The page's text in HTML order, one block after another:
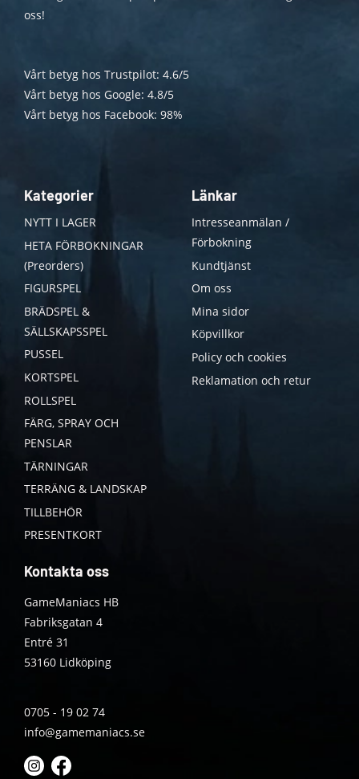
oss!
Vårt betyg hos Trustpilot: 4.6/5
Vårt betyg hos Google: 4.8/5
Vårt betyg hos Facebook: 98%
Kategorier
NYTT I LAGER
HETA FÖRBOKNINGAR
(Preorders)
FIGURSPEL
BRÄDSPEL &
SÄLLSKAPSSPEL
PUSSEL
KORTSPEL
ROLLSPEL
FÄRG, SPRAY OCH
PENSLAR
TÄRNINGAR
TERRÄNG & LANDSKAP
TILLBEHÖR
PRESENTKORT
Länkar
Intresseanmälan /
Förbokning
Kundtjänst
Om oss
Mina sidor
Köpvillkor
Policy och cookies
Reklamation och retur
Kontakta oss
GameManiacs HB
Fabriksgatan 4
Entré 31
53160 Lidköping
0705 - 19 02 74
info@gamemaniacs.se